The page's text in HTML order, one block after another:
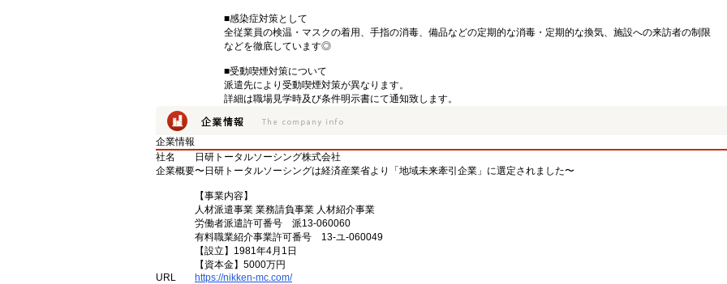
■感染症対策として
全従業員の検温・マスクの着用、手指の消毒、備品などの定期的な消毒・定期的な換気、施設への来訪者の制限
などを徹底しています◎
■受動喫煙対策について
派遣先により受動喫煙対策が異なります。
詳細は職場見学時及び条件明示書にて通知致します。
企業情報
社名
日研トータルソーシング株式会社
企業概要〜日研トータルソーシングは経済産業省より「地域未来牽引企業」に選定されました〜
【事業内容】
人材派遣事業 業務請負事業 人材紹介事業
労働者派遣許可番号 派13-060060
有料職業紹介事業許可番号 13-ユ-060049
【設立】1981年4月1日
【資本金】5000万円
URL
https://nikken-mc.com/